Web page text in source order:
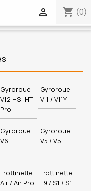
shopping_cart (0)

Gyroroue
V12 HS, HT,
Pro
Gyroroue
V11 / V11Y
Gyroroue
V6
Gyroroue
V5 / V5F
Trottinette
Air / Air Pro
Trottinette
L9 / S1 / S1F